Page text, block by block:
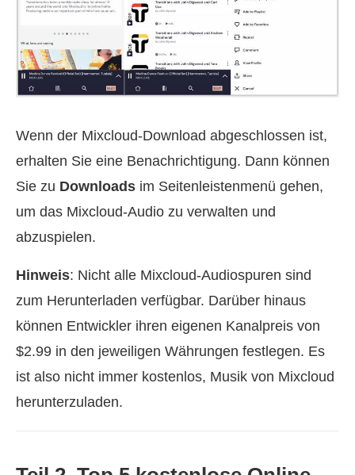
Wenn der Mixcloud-Download abgeschlossen ist,
erhalten Sie eine Benachrichtigung. Dann können
Sie zu Downloads im Seitenleistenmenü gehen,
um das Mixcloud-Audio zu verwalten und
abzuspielen.
Hinweis: Nicht alle Mixcloud-Audiospuren sind
zum Herunterladen verfügbar. Darüber hinaus
können Entwickler ihren eigenen Kanalpreis von
$2.99 in den jeweiligen Währungen festlegen. Es
ist also nicht immer kostenlos, Musik von Mixcloud
herunterzuladen.